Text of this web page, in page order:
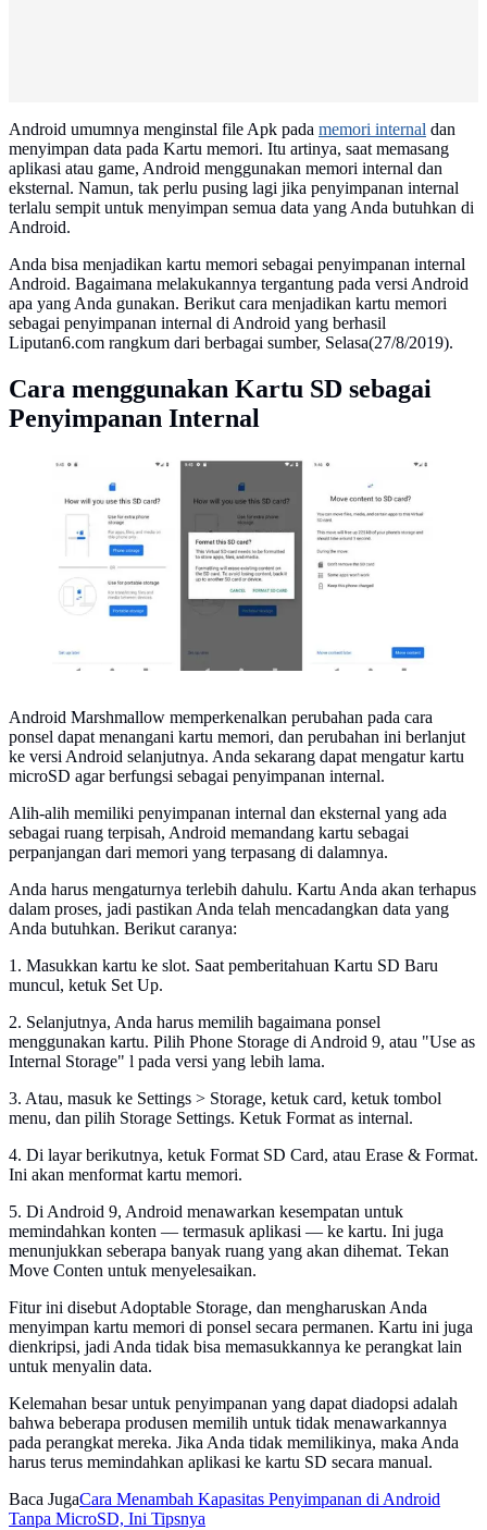
Android umumnya menginstal file Apk pada memori internal dan
menyimpan data pada Kartu memori. Itu artinya, saat memasang
aplikasi atau game, Android menggunakan memori internal dan
eksternal. Namun, tak perlu pusing lagi jika penyimpanan internal
terlalu sempit untuk menyimpan semua data yang Anda butuhkan di
Android.
Anda bisa menjadikan kartu memori sebagai penyimpanan internal
Android. Bagaimana melakukannya tergantung pada versi Android
apa yang Anda gunakan. Berikut cara menjadikan kartu memori
sebagai penyimpanan internal di Android yang berhasil
Liputan6.com rangkum dari berbagai sumber, Selasa(27/8/2019).
Cara menggunakan Kartu SD sebagai
Penyimpanan Internal
Cara menggunakan Kartu SD (sumber: Make use of)
Android Marshmallow memperkenalkan perubahan pada cara
ponsel dapat menangani kartu memori, dan perubahan ini berlanjut
ke versi Android selanjutnya. Anda sekarang dapat mengatur kartu
microSD agar berfungsi sebagai penyimpanan internal.
Alih-alih memiliki penyimpanan internal dan eksternal yang ada
sebagai ruang terpisah, Android memandang kartu sebagai
perpanjangan dari memori yang terpasang di dalamnya.
Anda harus mengaturnya terlebih dahulu. Kartu Anda akan terhapus
dalam proses, jadi pastikan Anda telah mencadangkan data yang
Anda butuhkan. Berikut caranya:
1. Masukkan kartu ke slot. Saat pemberitahuan Kartu SD Baru
muncul, ketuk Set Up.
2. Selanjutnya, Anda harus memilih bagaimana ponsel
menggunakan kartu. Pilih Phone Storage di Android 9, atau "Use as
Internal Storage" l pada versi yang lebih lama.
3. Atau, masuk ke Settings > Storage, ketuk card, ketuk tombol
menu, dan pilih Storage Settings. Ketuk Format as internal.
4. Di layar berikutnya, ketuk Format SD Card, atau Erase & Format.
Ini akan menformat kartu memori.
5. Di Android 9, Android menawarkan kesempatan untuk
memindahkan konten — termasuk aplikasi — ke kartu. Ini juga
menunjukkan seberapa banyak ruang yang akan dihemat. Tekan
Move Conten untuk menyelesaikan.
Fitur ini disebut Adoptable Storage, dan mengharuskan Anda
menyimpan kartu memori di ponsel secara permanen. Kartu ini juga
dienkripsi, jadi Anda tidak bisa memasukkannya ke perangkat lain
untuk menyalin data.
Kelemahan besar untuk penyimpanan yang dapat diadopsi adalah
bahwa beberapa produsen memilih untuk tidak menawarkannya
pada perangkat mereka. Jika Anda tidak memilikinya, maka Anda
harus terus memindahkan aplikasi ke kartu SD secara manual.
Baca JugaCara Menambah Kapasitas Penyimpanan di Android
Tanpa MicroSD, Ini Tipsnya